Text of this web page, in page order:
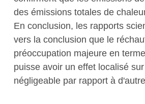
des émissions totales de
En conclusion, les rapports
vers la conclusion que le
préoccupation majeure en
puisse avoir un effet localisé
négligeable par rapport à